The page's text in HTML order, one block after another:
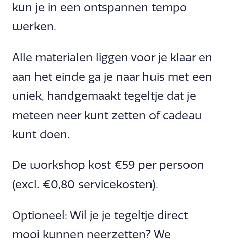
kun je in een ontspannen tempo
werken.
Alle materialen liggen voor je klaar en
aan het einde ga je naar huis met een
uniek, handgemaakt tegeltje dat je
meteen neer kunt zetten of cadeau
kunt doen.
De workshop kost €59 per persoon
(excl. €0,80 servicekosten).
Optioneel: Wil je je tegeltje direct
mooi kunnen neerzetten? We